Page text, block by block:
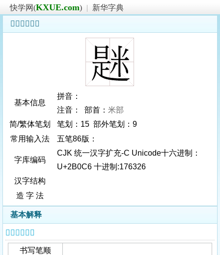
快学网(KXUE.com) |
新华字典
𫃆字基本信息
基本信息
拼音：
注音： 部首： 米部
简/繁体笔划
笔划：15 部外笔划：9
常用输入法
五笔86版：
字库编码
CJK 统一汉字扩充-C Unicode十六进制：
U+2B0C6 十进制:176326
汉字结构
造 字 法
基本解释
𫃆字基本信息
书写笔顺